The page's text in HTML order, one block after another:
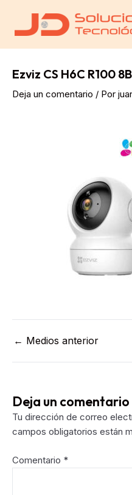
contenido
Ezviz CS H6C R100
Deja un comentario / Por
Post
← Medios anterior
Deja un comentario
Tu dirección de correo
campos obligatorios están
Comentario *